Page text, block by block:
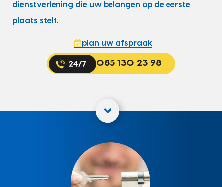
dienstverlening die uw belangen op de eerste
plaats stelt.
plan uw afspraak
085 130 23 98